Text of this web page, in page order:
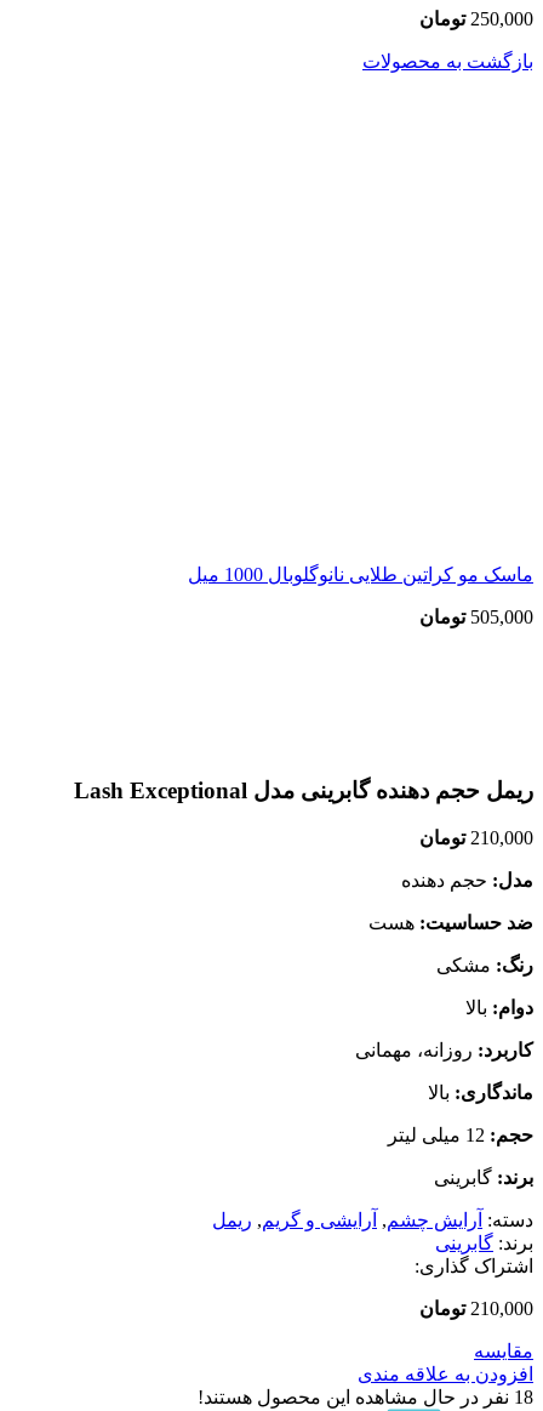
250,000 تومان
بازگشت به محصولات
ماسک مو کراتین طلایی نانوگلوبال 1000 میل
505,000 تومان
ریمل حجم دهنده گابرینی مدل Lash Exceptional
210,000 تومان
مدل: حجم دهنده
ضد حساسیت: هست
رنگ: مشکی
دوام: بالا
کاربرد: روزانه، مهمانی
ماندگاری: بالا
حجم:
برند: گابرینی
دسته: آرایش چشم, آرایشی و گریم, ریمل
برند: گابرینی
اشتراک گذاری:
210,000 تومان
مقایسه
افزودن به علاقه مندی
18 نفر در حال مشاهده این محصول هستند!